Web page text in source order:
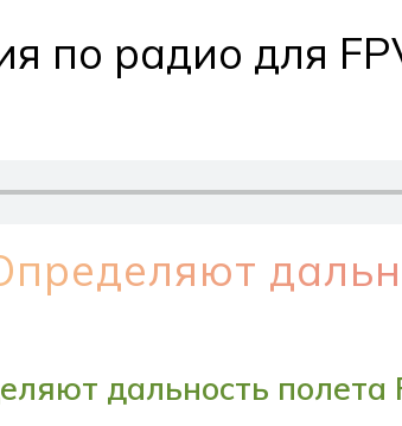
по радио для
дальность полета